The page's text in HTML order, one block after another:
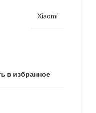
Xiaomi
в избранное